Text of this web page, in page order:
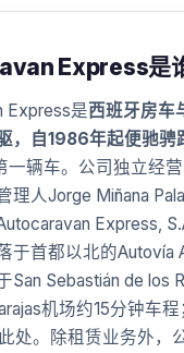
Express是
Express是西班牙房车
，自1986年起便驰骋
一辆车。公司独立经
理人Jorge Miñana
Express,
于首都以北的Autovía
San Sebastián de los
机场约15分钟车
处。除租赁业务外，